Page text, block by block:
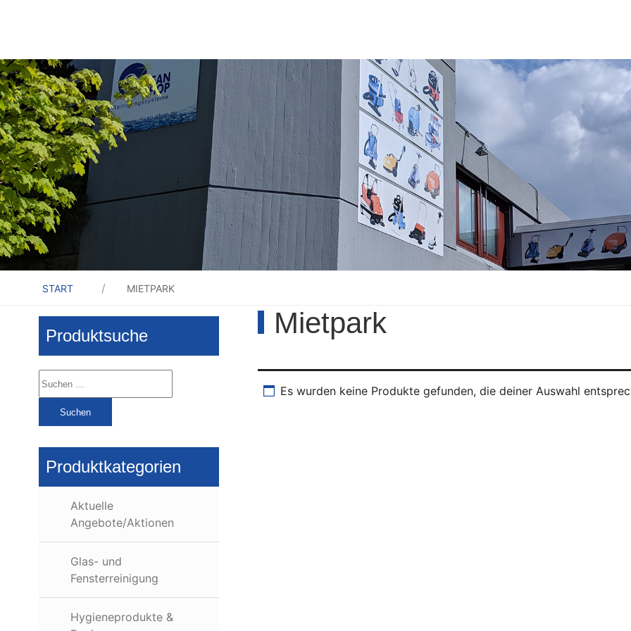
START MIETPARK
Produktsuche
Suchen
nach:
Produktkategorien
Aktuelle
Angebote/Aktionen
Glas- und
Fensterreinigung
Hygieneprodukte &
Mietpark
Es wurden keine Produkte gefunden, die deiner Auswahl